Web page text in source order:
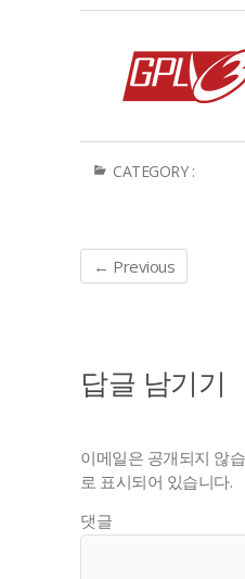
CATEGORY :
← Previous
답글 남기기
이메일은 공개되지 않
로 표시되어 있습니다.
댓글